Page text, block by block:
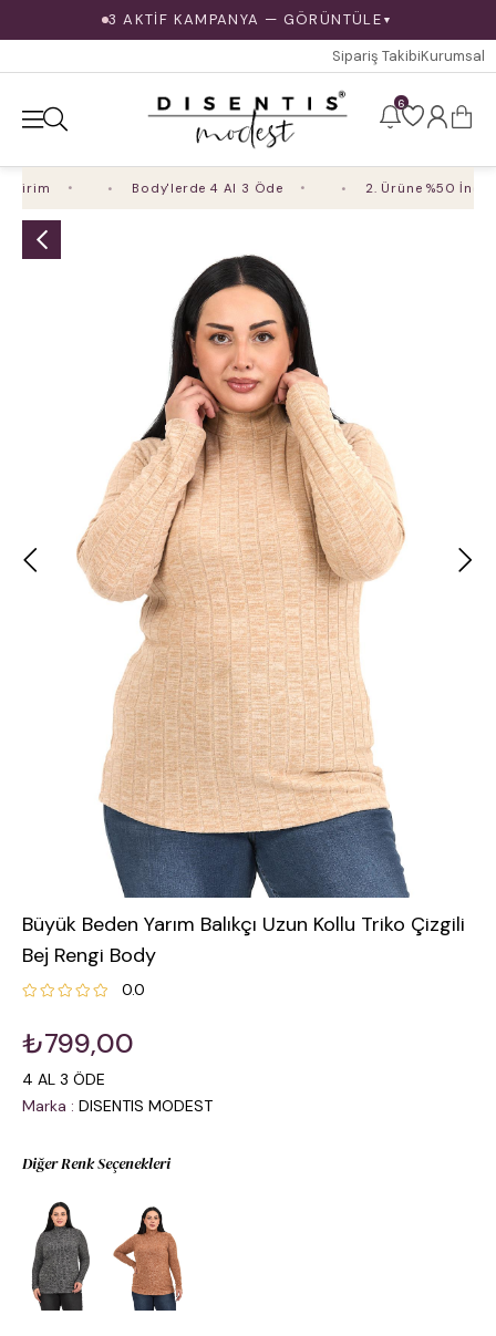
3 AKTİF KAMPANYA — GÖRÜNTÜLE ▼
Sipariş TakibiKurumsal
6
Body'lerde 4 Al 3 Öde 2. Ürüne %50 İndirim
Büyük Beden Yarım Balıkçı Uzun Kollu Triko Çizgili
Bej Rengi Body
0.0
₺799,00
4 AL 3 ÖDE
Marka : DISENTIS MODEST
Diğer Renk Seçenekleri